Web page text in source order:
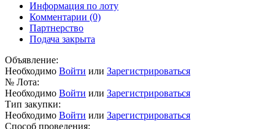
Информация по лоту
Комментарии (0)
Партнерство
Подача закрыта
Объявление:
Необходимо Войти или Зарегистрироваться
№ Лота:
Необходимо Войти или Зарегистрироваться
Тип закупки:
Необходимо Войти или Зарегистрироваться
Способ проведения: